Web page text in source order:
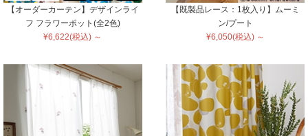
【オーダーカーテン】デザインライ
フ フラワーポット(全2色)
¥6,622(税込) ～
【既製品レース：1枚入り】ムーミ
ン/プート
¥6,050(税込) ～